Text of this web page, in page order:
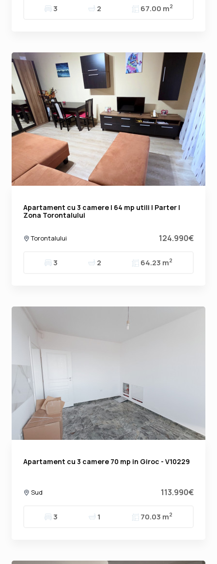
3 2 67.00 m2
Apartament cu 3 camere | 64 mp utili | Parter |
Zona Torontalului
Torontalului 124.990€
3 2 64.23 m2
Apartament cu 3 camere 70 mp in Giroc - V10229
Sud 113.990€
3 1 70.03 m2